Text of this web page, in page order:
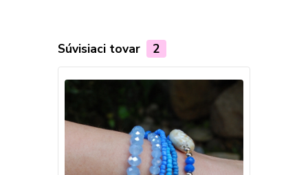
Súvisiaci tovar 2